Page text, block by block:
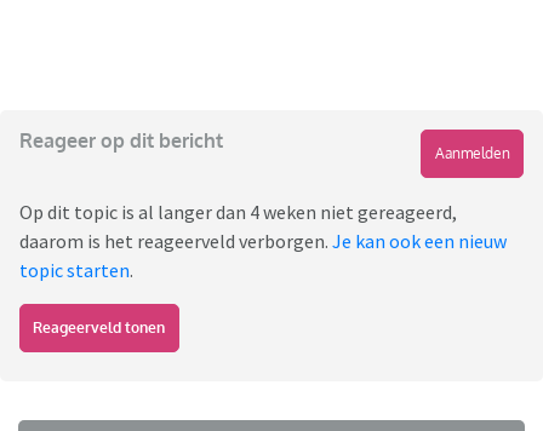
Reageer op dit bericht
Aanmelden
Op dit topic is al langer dan 4 weken niet gereageerd,
daarom is het reageerveld verborgen. Je kan ook een nieuw
topic starten.
Reageerveld tonen